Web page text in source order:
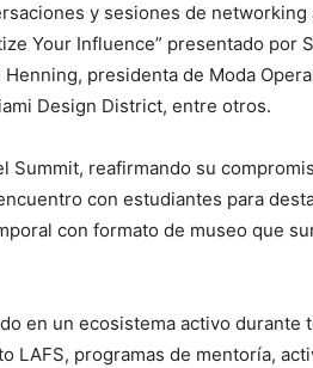
y sesiones de
Your Influence” presentado
presidenta de Moda
Design District, entre otros.
reafirmando su
con estudiantes para
con formato de museo que
en un ecosistema activo
LAFS, programas de mentoría,